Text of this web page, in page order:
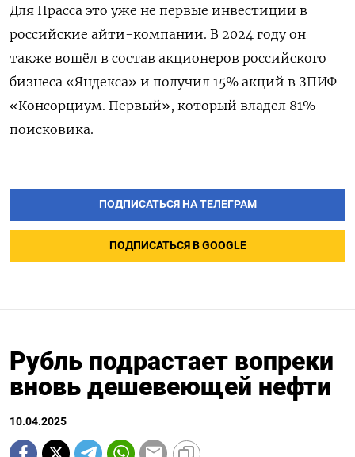
Для Прасса это уже не первые инвестиции в
российские айти-компании. В 2024 году он
также вошёл в состав акционеров российского
бизнеса «Яндекса» и получил 15% акций в ЗПИФ
«Консорциум. Первый», который владел 81%
поисковика.
ПОДПИСАТЬСЯ НА ТЕЛЕГРАМ
ПОДПИСАТЬСЯ В GOOGLE
Рубль подрастает вопреки
вновь дешевеющей нефти
10.04.2025